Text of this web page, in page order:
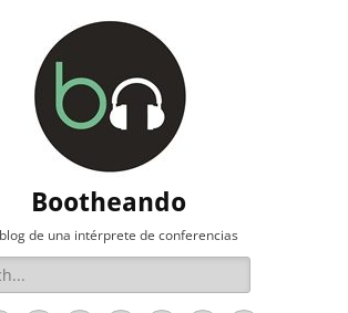
Bootheando
de una intérprete de conferencias